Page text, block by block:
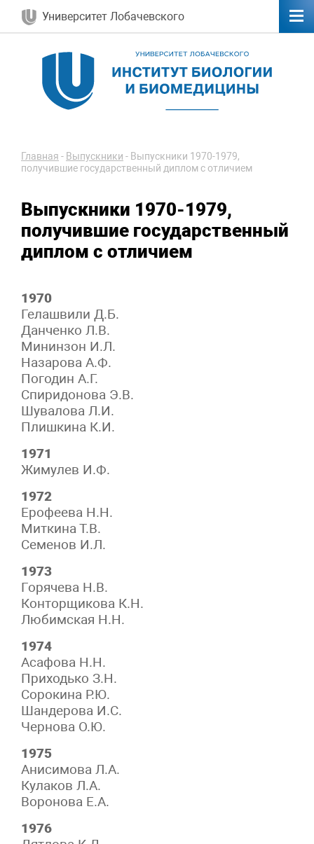
Университет Лобачевского
Главная - Выпускники - Выпускники 1970-1979,
получившие государственный диплом с отличием
Выпускники 1970-1979,
получившие государственный
диплом с отличием
1970
Гелашвили Д.Б.
Данченко Л.В.
Мининзон И.Л.
Назарова А.Ф.
Погодин А.Г.
Спиридонова Э.В.
Шувалова Л.И.
Плишкина К.И.
1971
Жимулев И.Ф.
1972
Ерофеева Н.Н.
Миткина Т.В.
Семенов И.Л.
1973
Горячева Н.В.
Конторщикова К.Н.
Любимская Н.Н.
1974
Асафова Н.Н.
Приходько З.Н.
Сорокина Р.Ю.
Шандерова И.С.
Чернова О.Ю.
1975
Анисимова Л.А.
Кулаков Л.А.
Воронова Е.А.
1976